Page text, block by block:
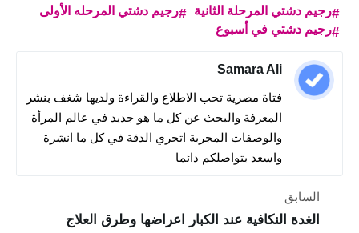
رجيم دشتي المرحلة الثانية
رجيم دشتي المرحله الأولى
رجيم دشتي في أسبوع
Samara Ali
فتاة مصرية تحب الاطلاع والقراءة ولديها شغف بنشر
المعرفة والبحث عن كل ما هو جديد في عالم المرأة
والوصفات المجربة اتحري الدقة في كل ما انشرة
واسعد بتواصلكم دائما
السابق
الغدة النكافية عند الكبار اعراضها وطرق العلاج